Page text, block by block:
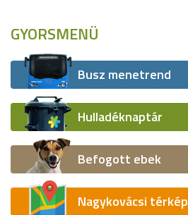
GYORSMENÜ
Busz menetrend
Hulladéknaptár
Befogott ebek
Nagykovácsi térkép